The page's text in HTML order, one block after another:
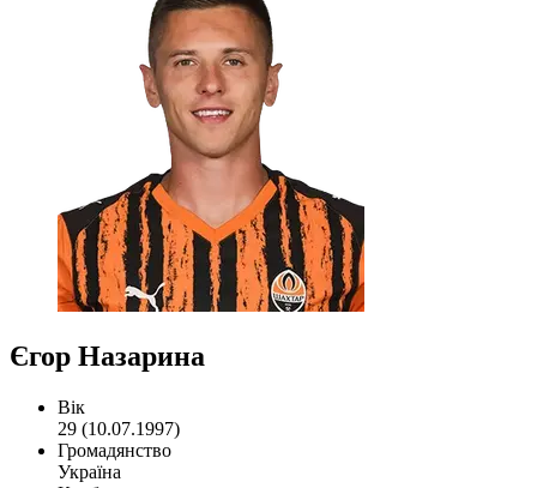
Єгор Назарина
Вік
29 (10.07.1997)
Громадянство
Україна